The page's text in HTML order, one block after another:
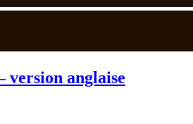
version anglaise